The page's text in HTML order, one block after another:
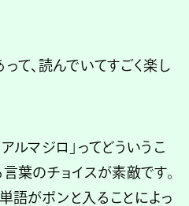
て、読んでいてすごく楽し
ルマジロ」ってどういうこ
葉のチョイスが素敵です。
語がポンと入ることによっ